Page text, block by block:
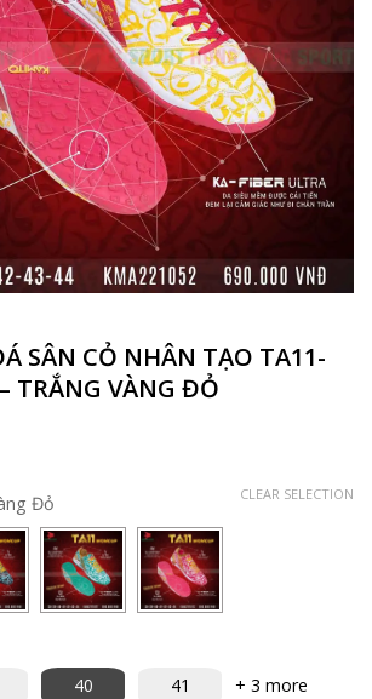
SÂN CỎ NHÂN TẠO TA11-
TRẮNG VÀNG ĐỎ
Đỏ
40 41 + 3 more
CLEAR SELECTION